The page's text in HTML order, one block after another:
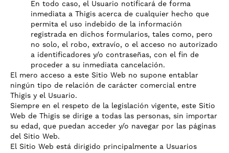
En todo caso, el Usuario notificará de forma
inmediata a Thigis acerca de cualquier hecho que
permita el uso indebido de la información
registrada en dichos formularios, tales como, pero
no solo, el robo, extravío, o el acceso no autorizado
a identificadores y/o contraseñas, con el fin de
proceder a su inmediata cancelación.
El mero acceso a este Sitio Web no supone entablar
ningún tipo de relación de carácter comercial entre
Thigis y el Usuario.
Siempre en el respeto de la legislación vigente, este Sitio
Web de Thigis se dirige a todas las personas, sin importar
su edad, que puedan acceder y/o navegar por las páginas
del Sitio Web.
El Sitio Web está dirigido principalmente a Usuarios